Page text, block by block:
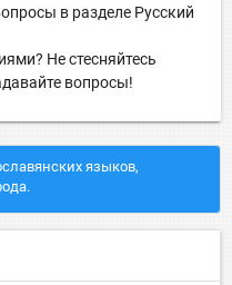
в разделе Русский
Не стесняйтесь
вопросы!
языков,